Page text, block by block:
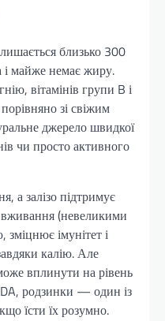
близько 300
і майже немає жиру.
вітамінів групи B і
зі свіжим
джерело швидкої
чи просто активного
а залізо підтримує
вживання (невеликими
імунітет і
калію. Але
вплинути на рівень
родзинки — один із
їсти їх розумно.